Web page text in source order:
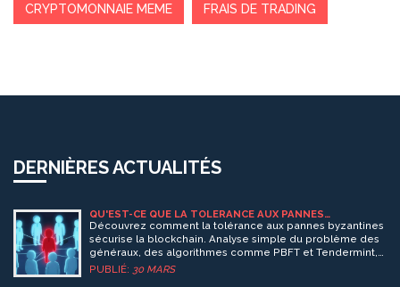
CRYPTOMONNAIE MEME FRAIS DE TRADING
DERNIÈRES ACTUALITÉS
QU'EST-CE QUE LA TOLÉRANCE AUX PANNES
BYZANTINES (BFT) EN BLOCKCHAIN ? GUIDE COMPLET
2026
Découvrez comment la tolérance aux pannes byzantines
sécurise la blockchain. Analyse simple du problème des
généraux, des algorithmes comme PBFT et Tendermint,
et leur impact réel sur vos transactions numériques.
PUBLIÉ: 30 MARS